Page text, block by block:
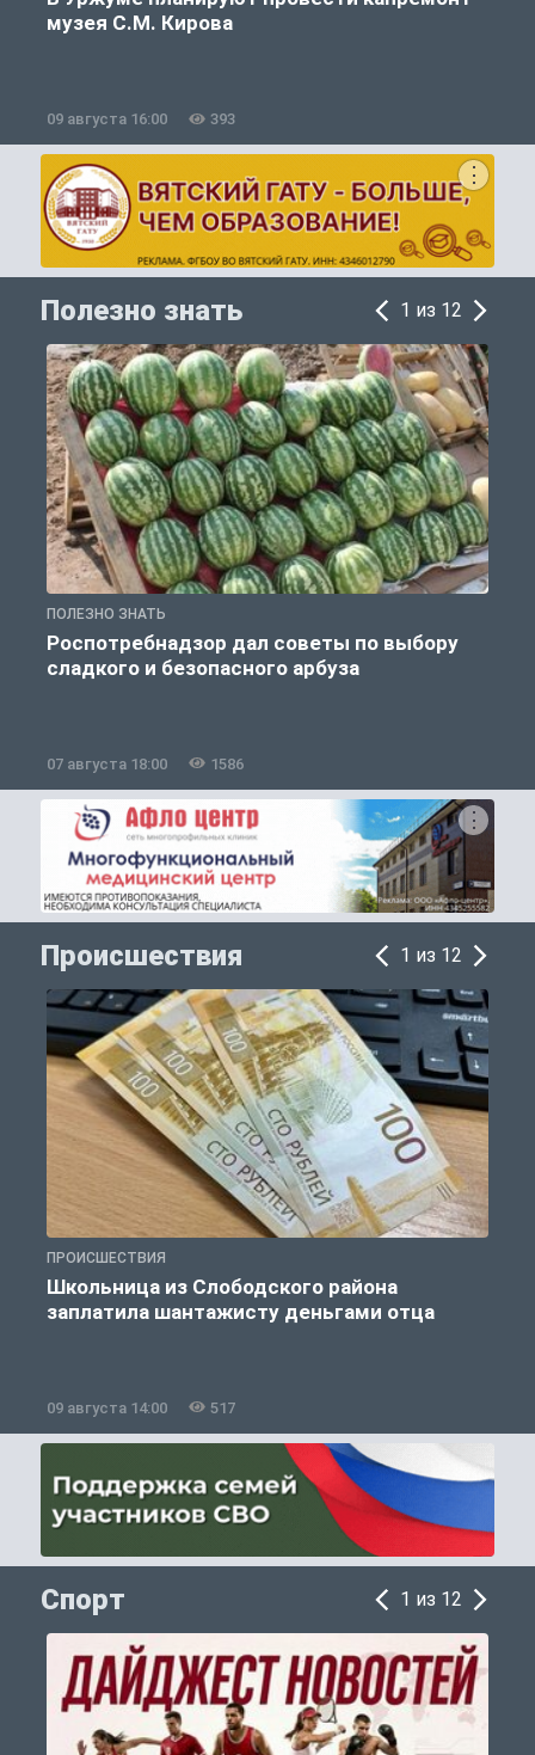
музея С.М. Кирова
09 августа 16:00 393
Полезно знать 1 из 12
ПОЛЕЗНО ЗНАТЬ
Роспотребнадзор дал советы по выбору
сладкого и безопасного арбуза
07 августа 18:00 1586
Происшествия 1 из 12
ПРОИСШЕСТВИЯ
Школьница из Слободского района
заплатила шантажисту деньгами отца
09 августа 14:00 517
Спорт 1 из 12